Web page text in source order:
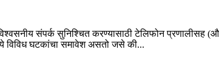
संपर्क सुनिश्चित करण्यासाठी टेलिफोन प्रणालीसह
विविध घटकांचा समावेश असतो जसे की...